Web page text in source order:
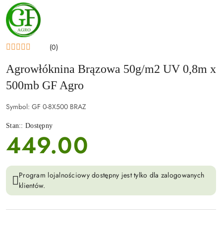
NAZWA
PRODUCENTA:
GF
AGRO
(0)
Agrowłóknina Brązowa 50g/m2 UV 0,8m x
500mb GF Agro
Symbol: GF 0-8X500 BRAZ
Stan:: Dostępny
cena:
449.00
Program lojalnościowy dostępny jest tylko dla zalogowanych
klientów.